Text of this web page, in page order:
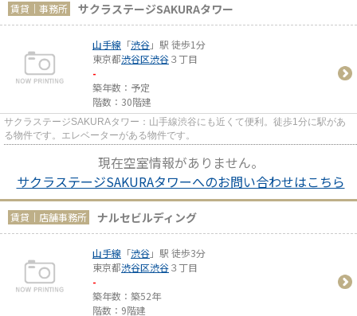
賃貸｜事務所 サクラステージSAKURAタワー
山手線 「渋谷」駅 徒歩1分
東京都渋谷区渋谷３丁目
-
築年数：予定
階数：30階建
サクラステージSAKURAタワー：山手線渋谷にも近くて便利。徒歩1分に駅があ
る物件です。エレベーターがある物件です。
現在空室情報がありません。
サクラステージSAKURAタワーへのお問い合わせはこちら
賃貸｜店舗事務所 ナルセビルディング
山手線 「渋谷」駅 徒歩3分
東京都渋谷区渋谷３丁目
-
築年数：築52年
階数：9階建